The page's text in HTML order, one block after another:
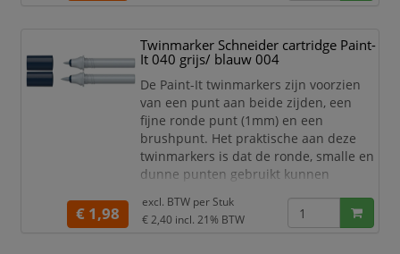
egaal in te kleuren. Zo haal je met de
twinmarkers verschillende functies in
huis met één product! De 30 levend
Twinmarker Schneider cartridge Paint-
It 040 grijs/ blauw 004
De Paint-It twinmarkers zijn voorzien
van een punt aan beide zijden, een
fijne ronde punt (1mm) en een
brushpunt. Het praktische aan deze
twinmarkers is dat de ronde, smalle en
dunne punten gebruikt kunnen
dikkere punten gebruikt kunnen
worden om grotere schrijf- en
€ 1,98
excl. BTW per Stuk
€ 2,40 incl. 21% BTW